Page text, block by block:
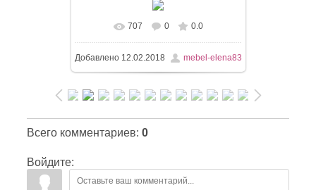
707 0 0.0
Добавлено12.02.2018 mebel-elena83
Всего комментариев: 0
Войдите: